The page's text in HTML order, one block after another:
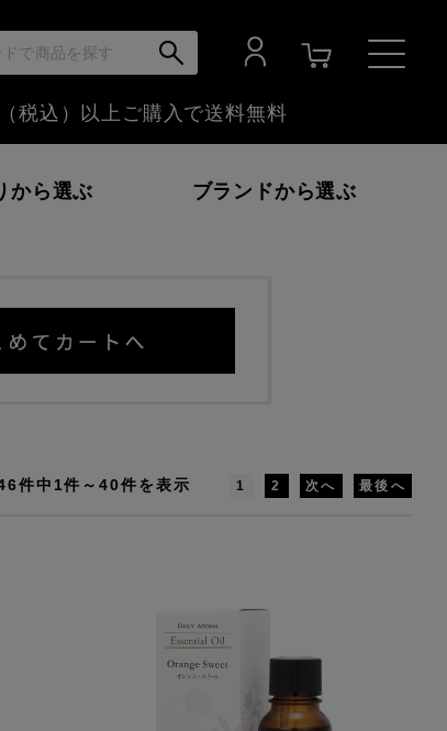
税込）以上ご購入で送料無料
から選ぶ
フローラル
ブランドから選ぶ
富士山ぶどう
リードディフューザー
アロマプロ
件中1件～40件を表示 1 2 次へ 最後へ